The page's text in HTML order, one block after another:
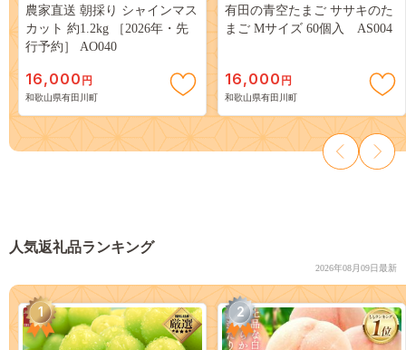
農家直送 朝採り シャインマス
カット 約1.2kg ［2026年・先
行予約］ AO040
16,000 円
和歌山県有田川町
有田の青空たまご ササキのた
まご Mサイズ 60個入 AS004
16,000 円
和歌山県有田川町
人気返礼品ランキング
2026年08月09日最新
1 2